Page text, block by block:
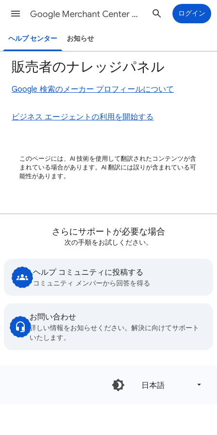
Google Merchant Center ヘルプ ログイン
ヘルプ センター お知らせ
販売者のナレッジパネル
Google 検索のメーカー プロフィールについて
ビジネス エージェントの利用を開始する
このページには、AI 技術を使用して翻訳されたコンテンツが含
まれている場合があります。AI 翻訳には誤りが含まれている可
能性があります。
さらにサポートが必要な場合
次の手順をお試しください。
ヘルプ コミュニティに投稿する
コミュニティ メンバーから回答を得る
お問い合わせ
詳しい情報をお知らせください。解決に向けてサポート
いたします。
日本語‎